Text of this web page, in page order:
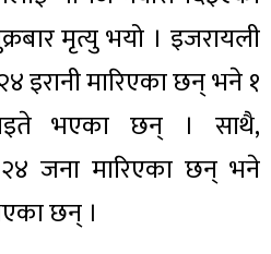
मृत्यु भयो । इजरायली
इरानी मारिएका छन् भने १
भएका छन् । साथै,
जना मारिएका छन् भने
छन् ।